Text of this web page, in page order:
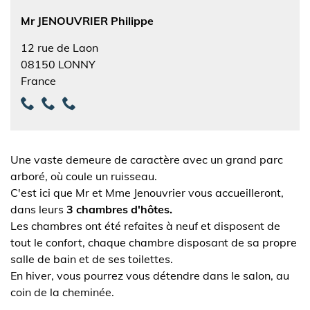
Mr JENOUVRIER Philippe
12 rue de Laon
08150 LONNY
France
Une vaste demeure de caractère avec un grand parc
arboré, où coule un ruisseau.
C'est ici que Mr et Mme Jenouvrier vous accueilleront,
dans leurs 3 chambres d'hôtes.
Les chambres ont été refaites à neuf et disposent de
tout le confort, chaque chambre disposant de sa propre
salle de bain et de ses toilettes.
En hiver, vous pourrez vous détendre dans le salon, au
coin de la cheminée.